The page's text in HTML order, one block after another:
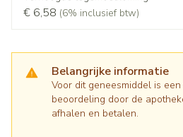
€ 6,58 (6% inclusief btw)
Belangrijke informatie
Voor dit geneesmiddel is
beoordeling door de
afhalen en betalen.